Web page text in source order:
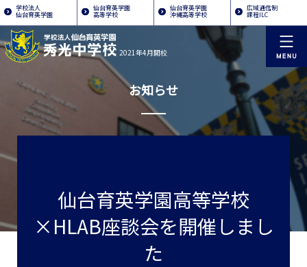
学校法人
仙台育英学園
仙台育英学園
高等学校
仙台育英学園
沖縄高等学校
広域通信制
課程ILC
2021年4月開校
お知らせ
仙台育英学園高等学校
×HLAB座談会を開催しまし
た